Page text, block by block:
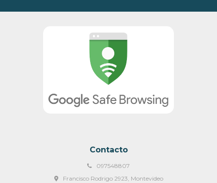
Contacto
097548807
Francisco Rodrigo 2923, Montevideo